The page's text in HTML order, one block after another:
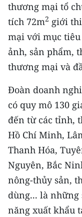
Media Thế giới
Media Thể thao
Media Giáo dục
Media Khoa học
Media Môi
Ảnh
Infographic
TIN MỚI
thương mại tổ
tích 72m2 giới
mại với mục
ảnh, sản phẩm,
thương mại và
Đoàn doanh
có quy mô 130
đến từ các tỉnh,
Hồ Chí Minh,
Thanh Hóa,
Nguyên, Bắc
nông-thủy sản,
dùng... là
năng xuất khẩu